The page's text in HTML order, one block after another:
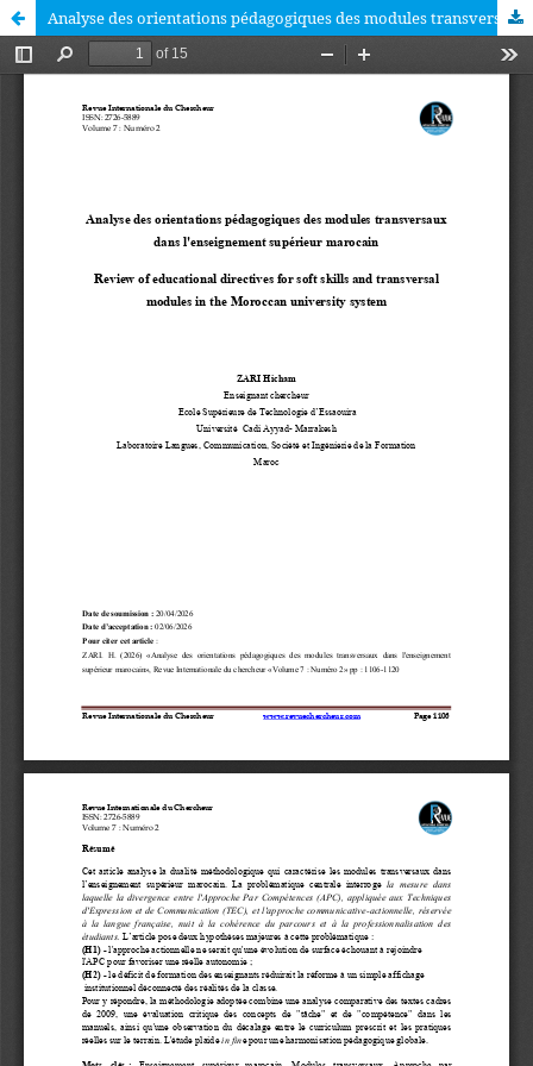
Analyse des orientations pédagogiques des modules transversaux dans l'enseignement supérieur marocain